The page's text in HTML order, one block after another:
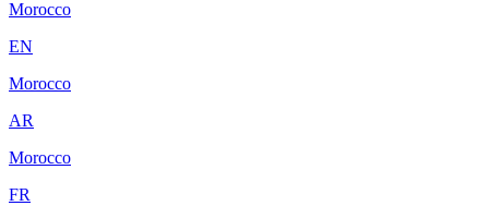
Morocco
EN
Morocco
AR
Morocco
FR